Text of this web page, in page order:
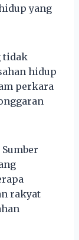
yang
tidak
hidup
perkara
rakyat